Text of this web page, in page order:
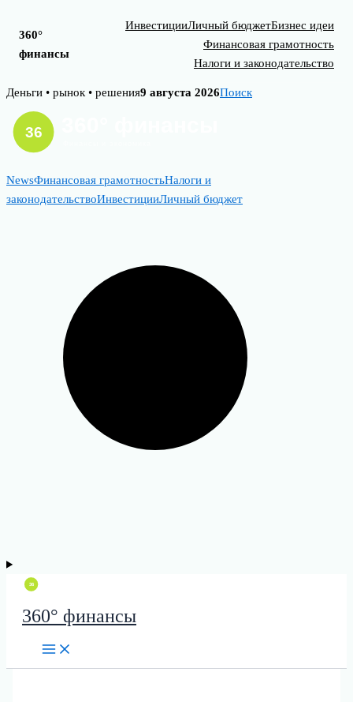
360°
финансы
ИнвестицииЛичный бюджетБизнес идеи
Финансовая грамотность
Налоги и законодательство
Skip
content
Деньги • рынок • решения9 августа 2026Поиск
NewsФинансовая грамотностьНалоги и
законодательствоИнвестицииЛичный бюджет
360° финансы